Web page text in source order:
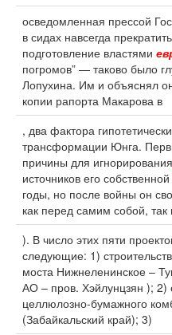
осведомленная прессой
в сидах навсегда
подготовление властями
погромов” — таково было
Лопухина. Им и объяснял
копии рапорта Макарова в
, два фактора
трансформации Юнга.
причины для игнорирования
источников его
годы, но после войны он
как перед самим собой, так
). В число этих пяти
следующие: 1)
моста Нижнеленинское –
АО – пров. Хэйлунцзян ); 2)
целлюлозно-бумажного
(Забайкальский край); 3)